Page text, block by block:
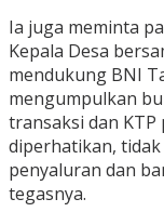
Ia juga meminta
Kepala Desa
mendukung BNI
mengumpulkan
transaksi dan KTP
diperhatikan,
penyaluran dan
tegasnya.